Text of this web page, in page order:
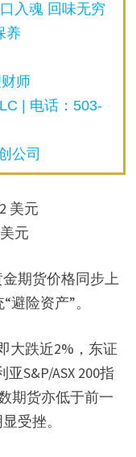
入魂 回味无穷
养
师
| 电话：503-
公司
美元
元
期货价格同步上
险资产”。
大跌近2%，东证
S&P/ASX 200指
期货亦低于前一
受挫。